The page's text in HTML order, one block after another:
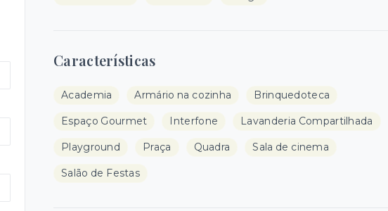
Características
Academia Armário na cozinha Brinquedoteca
Espaço Gourmet Interfone Lavanderia Compartilhada
Playground Praça Quadra Sala de cinema
Salão de Festas